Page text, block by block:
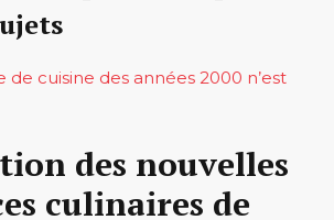
cuisine des années 2000 n’est
des nouvelles
culinaires de